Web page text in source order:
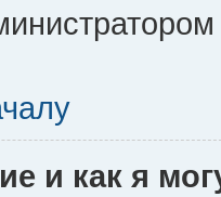
и как я